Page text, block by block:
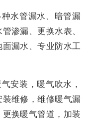
水管漏水、暗管漏
渗漏、更换水表、
漏水、专业防水工
安装，暖气吹水，
维修，维修暖气漏
换暖气管道，加装